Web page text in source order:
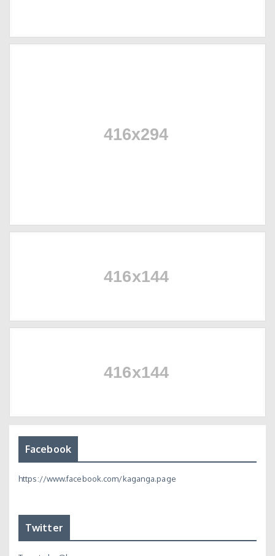
Facebook
https://www.facebook.com/kaganga.page
Twitter